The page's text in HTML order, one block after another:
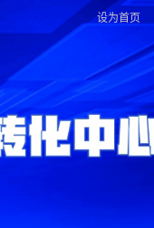
设为首页